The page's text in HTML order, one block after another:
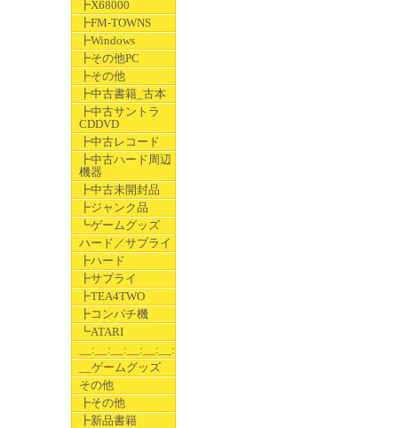
┣X68000
┣FM-TOWNS
┣Windows
┣その他PC
┣その他
┣中古書籍_古本
┣中古サントラ
CDDVD
┣中古レコード
┣中古ハード周辺
機器
┣中古未開封品
┣ジャンク品
┗ゲームグッズ
ハード／サプライ
┣ハード
┣サプライ
┣TEA4TWO
┣コンパチ機
┗ATARI
__:__:__:__:__:__:__
__ゲームグッズ
その他
┣その他
┣新品書籍